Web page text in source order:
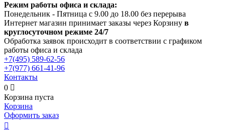
Режим работы офиса и склада:
Понедельник - Пятница с 9.00 до 18.00 без перерыва
Интернет магазин принимает заказы через Корзину в
круглосуточном режиме 24/7
Обработка заявок происходит в соответствии с графиком
работы офиса и склада
+7(495) 589-62-56
+7(977) 661-41-96
Контакты
0 
Корзина пуста
Корзина
Оформить заказ
